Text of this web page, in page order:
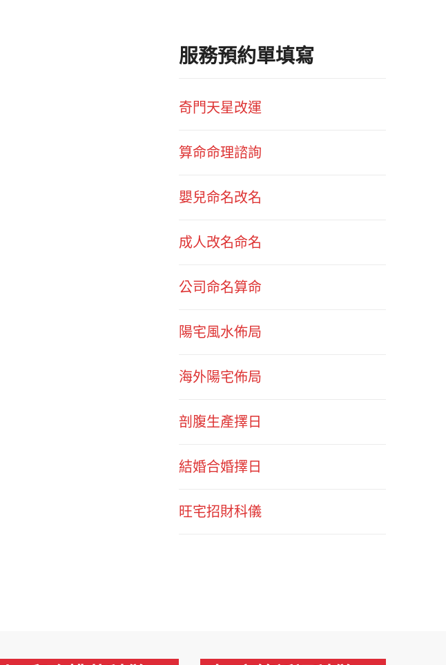
服務預約單填寫
奇門天星改運
算命命理諮詢
嬰兒命名改名
成人改名命名
公司命名算命
陽宅風水佈局
海外陽宅佈局
剖腹生產擇日
結婚合婚擇日
旺宅招財科儀